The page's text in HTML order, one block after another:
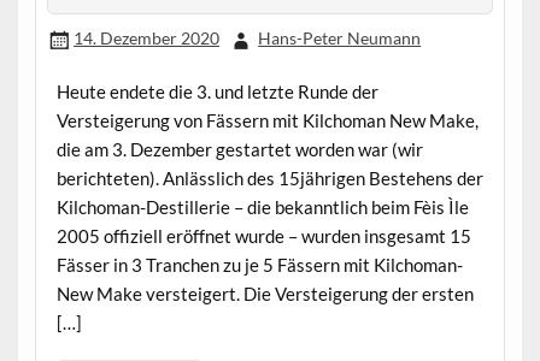
14. Dezember 2020 Hans-Peter Neumann
Heute endete die 3. und letzte Runde der
Versteigerung von Fässern mit Kilchoman New Make,
die am 3. Dezember gestartet worden war (wir
berichteten). Anlässlich des 15jährigen Bestehens der
Kilchoman-Destillerie – die bekanntlich beim Fèis Ìle
2005 offiziell eröffnet wurde – wurden insgesamt 15
Fässer in 3 Tranchen zu je 5 Fässern mit Kilchoman-
New Make versteigert. Die Versteigerung der ersten
[…]